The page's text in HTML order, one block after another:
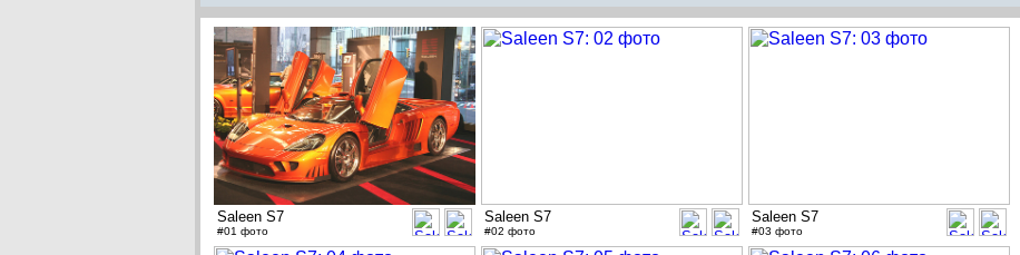
Saleen S7
#01 фото
Saleen S7
#02 фото
Saleen S7
#03 фото